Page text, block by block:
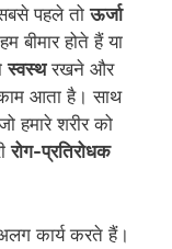
पहले तोऊर्जा
बीमार होते हैं या
स्वस्थरखने और
आता है। साथ
हमारे शरीर को
रोग-प्रतिरोधक
कार्य करते हैं।